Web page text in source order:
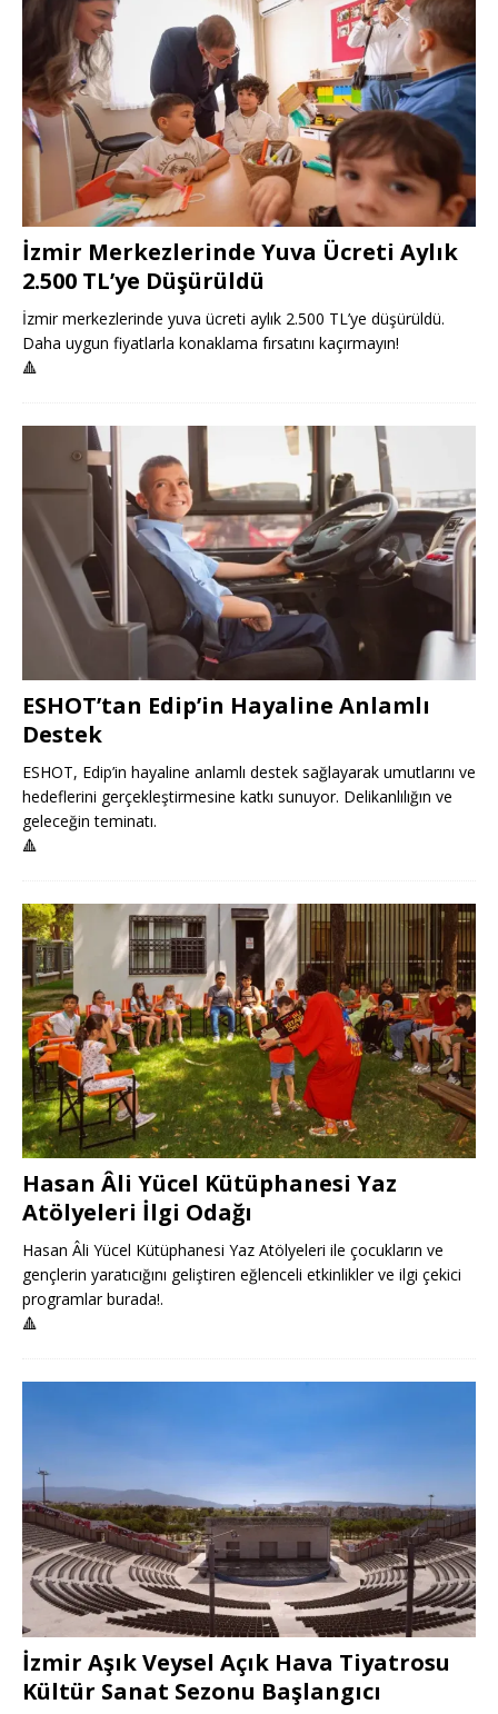
İzmir Merkezlerinde Yuva Ücreti Aylık
2.500 TL’ye Düşürüldü
İzmir merkezlerinde yuva ücreti aylık 2.500 TL’ye düşürüldü.
Daha uygun fiyatlarla konaklama fırsatını kaçırmayın!
🔺
ESHOT’tan Edip’in Hayaline Anlamlı
Destek
ESHOT, Edip’in hayaline anlamlı destek sağlayarak umutlarını ve
hedeflerini gerçekleştirmesine katkı sunuyor. Delikanlılığın ve
geleceğin teminatı.
🔺
Hasan Âli Yücel Kütüphanesi Yaz
Atölyeleri İlgi Odağı
Hasan Âli Yücel Kütüphanesi Yaz Atölyeleri ile çocukların ve
gençlerin yaratıcığını geliştiren eğlenceli etkinlikler ve ilgi çekici
programlar burada!.
🔺
İzmir Aşık Veysel Açık Hava Tiyatrosu
Kültür Sanat Sezonu Başlangıcı